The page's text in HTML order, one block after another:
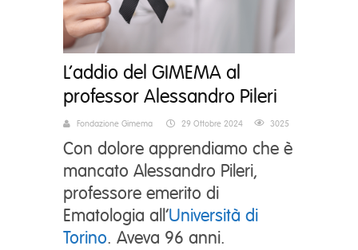
L’addio del GIMEMA al
professor Alessandro Pileri
Fondazione Gimema 29 Ottobre 2024 3025
Con dolore apprendiamo che è
mancato Alessandro Pileri,
professore emerito di
Ematologia all’Università di
Torino. Aveva 96 anni.